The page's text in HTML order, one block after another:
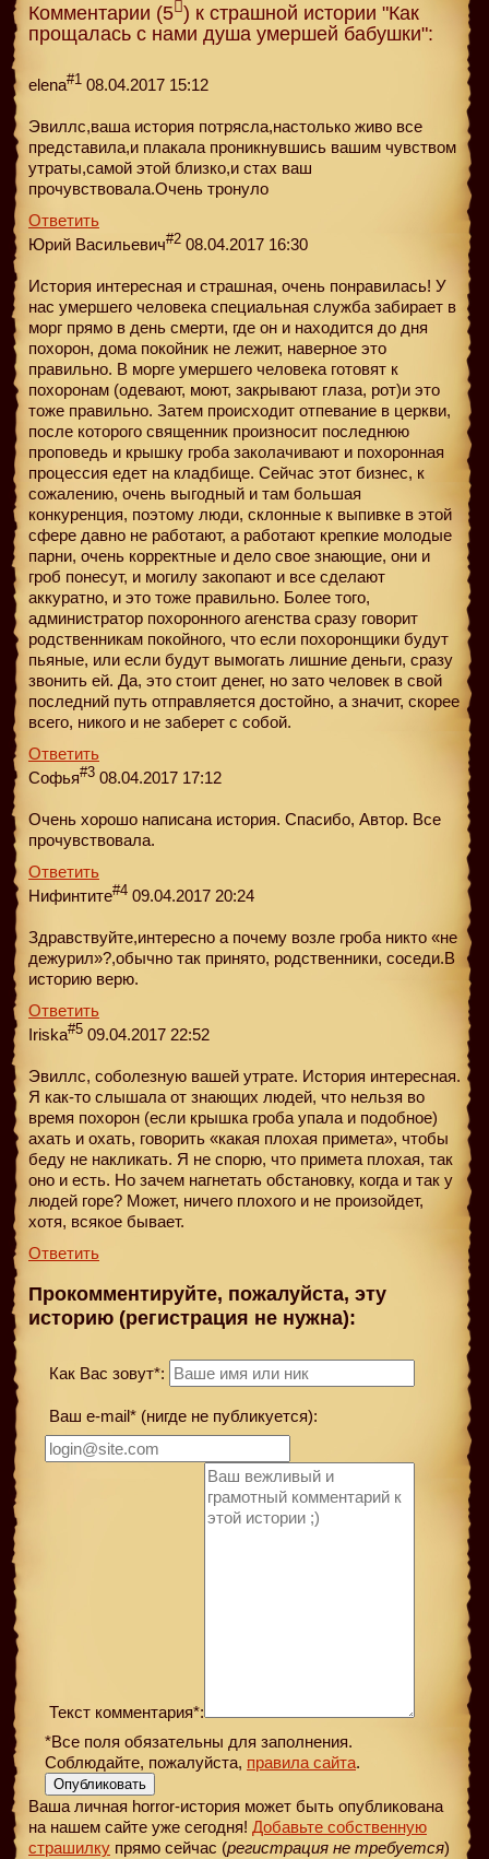
Комментарии (5 ) к страшной истории "Как
прощалась с нами душа умершей бабушки":
elena#1 08.04.2017 15:12
Эвиллс,ваша история потрясла,настолько живо все
представила,и плакала проникнувшись вашим чувством
утраты,самой этой близко,и стах ваш
прочувствовала.Очень тронуло
Ответить
Юрий Васильевич#2 08.04.2017 16:30
История интересная и страшная, очень понравилась! У
нас умершего человека специальная служба забирает в
морг прямо в день смерти, где он и находится до дня
похорон, дома покойник не лежит, наверное это
правильно. В морге умершего человека готовят к
похоронам (одевают, моют, закрывают глаза, рот)и это
тоже правильно. Затем происходит отпевание в церкви,
после которого священник произносит последнюю
проповедь и крышку гроба заколачивают и похоронная
процессия едет на кладбище. Сейчас этот бизнес, к
сожалению, очень выгодный и там большая
конкуренция, поэтому люди, склонные к выпивке в этой
сфере давно не работают, а работают крепкие молодые
парни, очень корректные и дело свое знающие, они и
гроб понесут, и могилу закопают и все сделают
аккуратно, и это тоже правильно. Более того,
администратор похоронного агенства сразу говорит
родственникам покойного, что если похоронщики будут
пьяные, или если будут вымогать лишние деньги, сразу
звонить ей. Да, это стоит денег, но зато человек в свой
последний путь отправляется достойно, а значит, скорее
всего, никого и не заберет с собой.
Ответить
Софья#3 08.04.2017 17:12
Очень хорошо написана история. Спасибо, Автор. Все
прочувствовала.
Ответить
Нифинтите#4 09.04.2017 20:24
Здравствуйте,интересно а почему возле гроба никто «не
дежурил»?,обычно так принято, родственники, соседи.В
историю верю.
Ответить
Iriska#5 09.04.2017 22:52
Эвиллс, соболезную вашей утрате. История интересная.
Я как-то слышала от знающих людей, что нельзя во
время похорон (если крышка гроба упала и подобное)
ахать и охать, говорить «какая плохая примета», чтобы
беду не накликать. Я не спорю, что примета плохая, так
оно и есть. Но зачем нагнетать обстановку, когда и так у
людей горе? Может, ничего плохого и не произойдет,
хотя, всякое бывает.
Ответить
Прокомментируйте, пожалуйста, эту
историю (регистрация не нужна):
Как Вас зовут*:
Ваш e-mail* (нигде не публикуется):
Текст комментария*:
*Все поля обязательны для заполнения.
Соблюдайте, пожалуйста, правила сайта.
Опубликовать
Ваша личная horror-история может быть опубликована
на нашем сайте уже сегодня! Добавьте собственную
страшилку прямо сейчас (регистрация не требуется)